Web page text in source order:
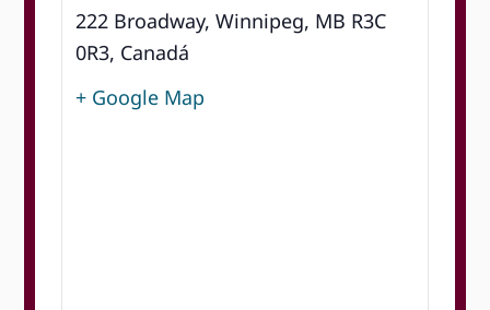
222 Broadway, Winnipeg, MB R3C
0R3, Canadá
+ Google Map